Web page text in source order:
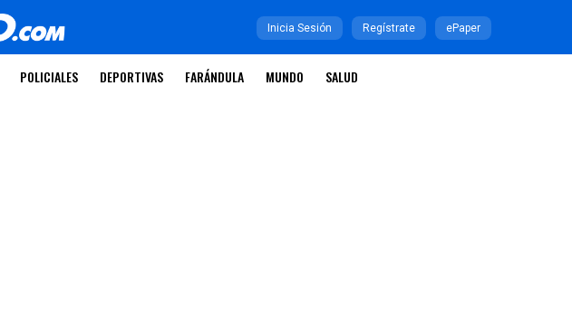
Inicia Sesión Regístrate ePaper
POLICIALES DEPORTIVAS FARÁNDULA MUNDO SALUD